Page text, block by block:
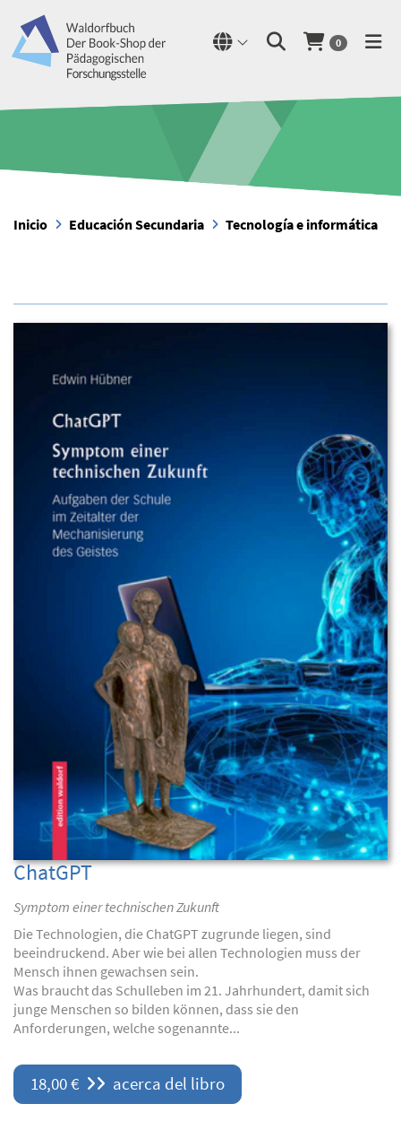
0
Inicio Educación Secundaria Tecnología e informática
ChatGPT
Symptom einer technischen Zukunft
Die Technologien, die ChatGPT zugrunde liegen, sind
beeindruckend. Aber wie bei allen Technologien muss der
Mensch ihnen gewachsen sein.
Was braucht das Schulleben im 21. Jahrhundert, damit sich
junge Menschen so bilden können, dass sie den
Anforderungen, welche sogenannte...
18,00 € acerca del libro